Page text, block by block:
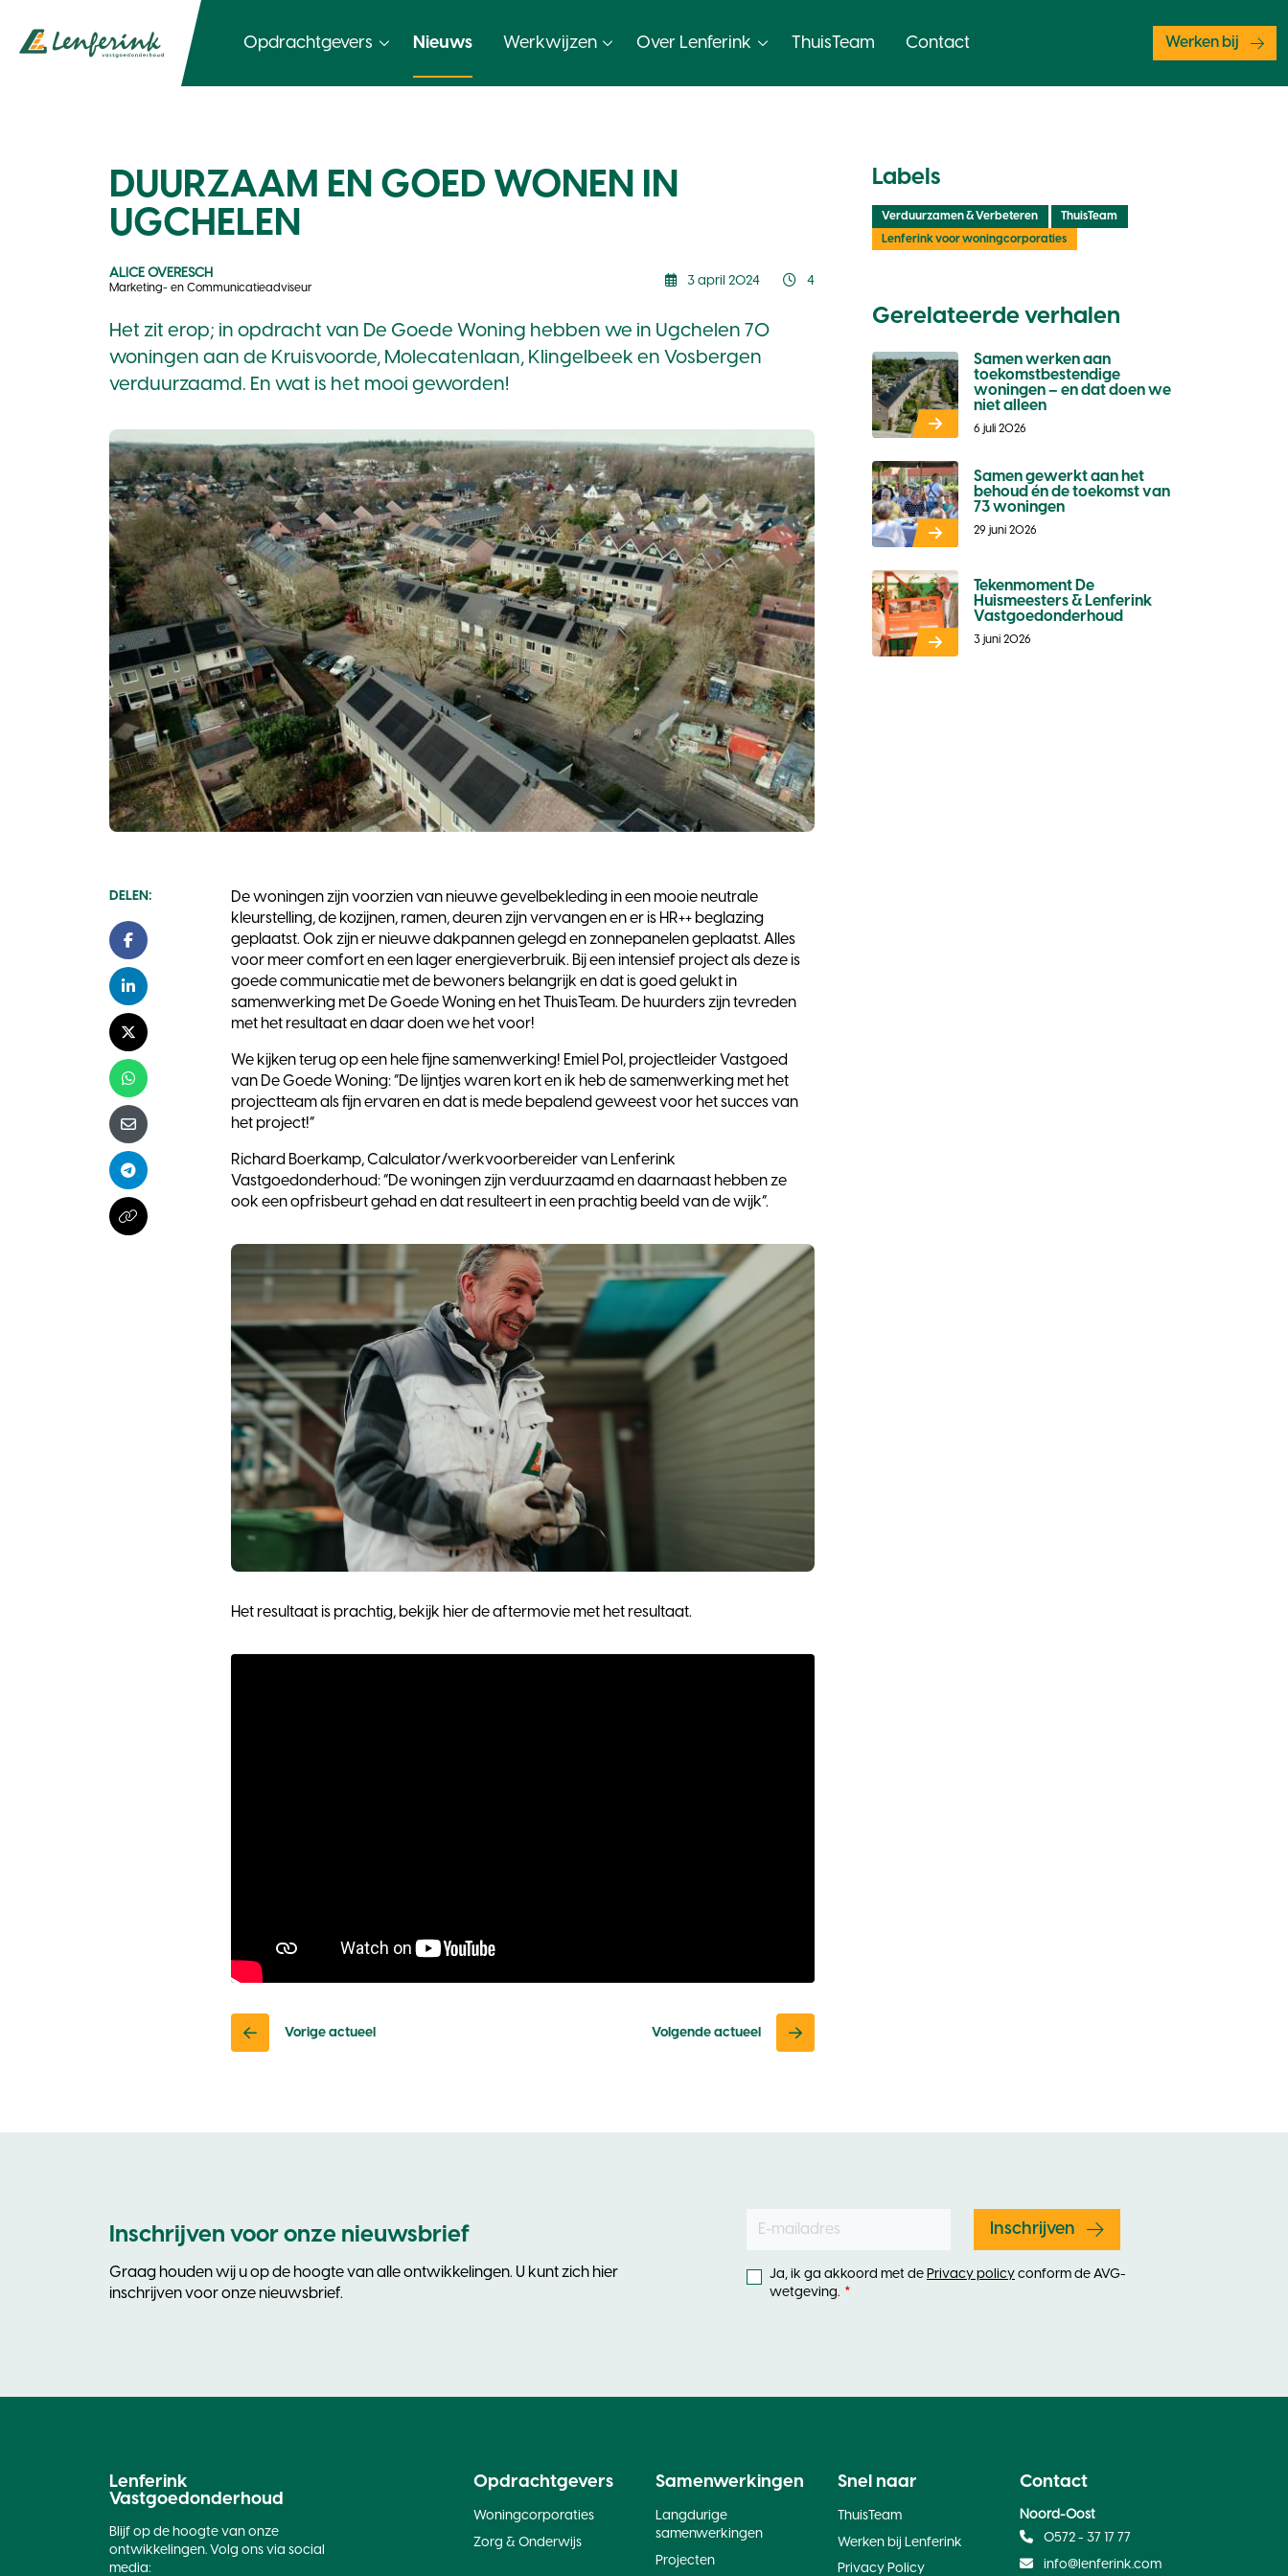
Opdrachtgevers Nieuws Werkwijzen Over Lenferink ThuisTeam Contact Werken bij
DUURZAAM EN GOED WONEN IN
UGCHELEN
ALICE OVERESCH
Marketing- en Communicatieadviseur 3 april 2024 4
Het zit erop; in opdracht van De Goede Woning hebben we in Ugchelen 70
woningen aan de Kruisvoorde, Molecatenlaan, Klingelbeek en Vosbergen
verduurzaamd. En wat is het mooi geworden!
DELEN:
Facebook
LinkedIn
X - Twitter
Whatsapp
E-mail
Telegram
Kopieer naar klembord
De woningen zijn voorzien van nieuwe gevelbekleding in een mooie neutrale
kleurstelling, de kozijnen, ramen, deuren zijn vervangen en er is HR++ beglazing
geplaatst. Ook zijn er nieuwe dakpannen gelegd en zonnepanelen geplaatst. Alles
voor meer comfort en een lager energieverbruik. Bij een intensief project als deze is
goede communicatie met de bewoners belangrijk en dat is goed gelukt in
samenwerking met De Goede Woning en het ThuisTeam. De huurders zijn tevreden
met het resultaat en daar doen we het voor!
We kijken terug op een hele fijne samenwerking! Emiel Pol, projectleider Vastgoed
van De Goede Woning: “De lijntjes waren kort en ik heb de samenwerking met het
projectteam als fijn ervaren en dat is mede bepalend geweest voor het succes van
het project!”
Richard Boerkamp, Calculator/werkvoorbereider van Lenferink
Vastgoedonderhoud: “De woningen zijn verduurzaamd en daarnaast hebben ze
ook een opfrisbeurt gehad en dat resulteert in een prachtig beeld van de wijk”.
Het resultaat is prachtig, bekijk hier de aftermovie met het resultaat.
Vorige actueel Volgende actueel
Labels
Verduurzamen & Verbeteren
ThuisTeam
Lenferink voor woningcorporaties
Gerelateerde verhalen
Samen werken aan
toekomstbestendige
woningen – en dat doen we
niet alleen
6 juli 2026
Samen gewerkt aan het
behoud én de toekomst van
73 woningen
29 juni 2026
Tekenmoment De
Huismeesters & Lenferink
Vastgoedonderhoud
3 juni 2026
Inschrijven voor onze nieuwsbrief
Graag houden wij u op de hoogte van alle ontwikkelingen. U kunt zich hier
inschrijven voor onze nieuwsbrief.
Leave
blank
Inschrijven
Ja, ik ga akkoord met de Privacy policyconform de AVG-
wetgeving.
Lenferink
Vastgoedonderhoud
Blijf op de hoogte van onze
ontwikkelingen. Volg ons via social
media:
Opdrachtgevers
Woningcorporaties
Zorg & Onderwijs
Samenwerkingen
Langdurige
samenwerkingen
Projecten
Snel naar
ThuisTeam
Werken bij Lenferink
Privacy Policy
Contact
Noord-Oost
0572 - 37 17 77
info@lenferink.com